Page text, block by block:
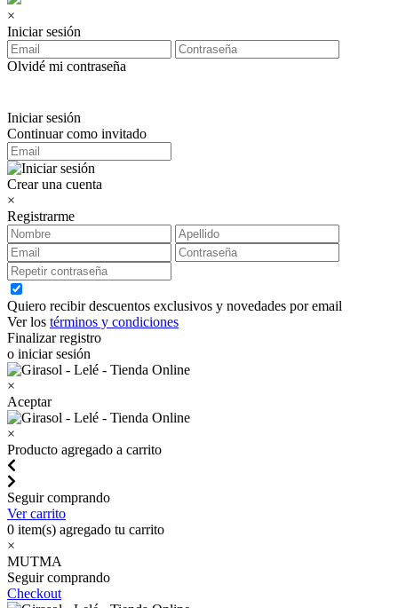
×
Iniciar sesión
Olvidé mi contraseña
Iniciar sesión
Continuar como invitado
Crear una cuenta
×
Registrarme
Quiero recibir descuentos exclusivos y novedades por email
Ver los términos y condiciones
Finalizar registro
o iniciar sesión
×
Aceptar
×
Producto agregado a carrito
Seguir comprando
Ver carrito
0 item(s) agregado tu carrito
×
MUTMA
Seguir comprando
Checkout